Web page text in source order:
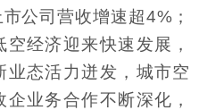
公司营收增速超4%；
经济迎来快速发展，
业态活力迸发，城市空
业务合作不断深化，